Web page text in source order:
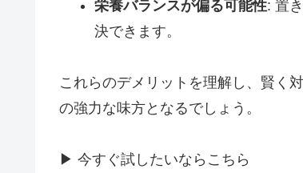
栄養バランスが偏る可能性: 置
決できます。
これらのデメリットを理解し、賢く
の強力な味方となるでしょう。
▶ 今すぐ試したいならこちら